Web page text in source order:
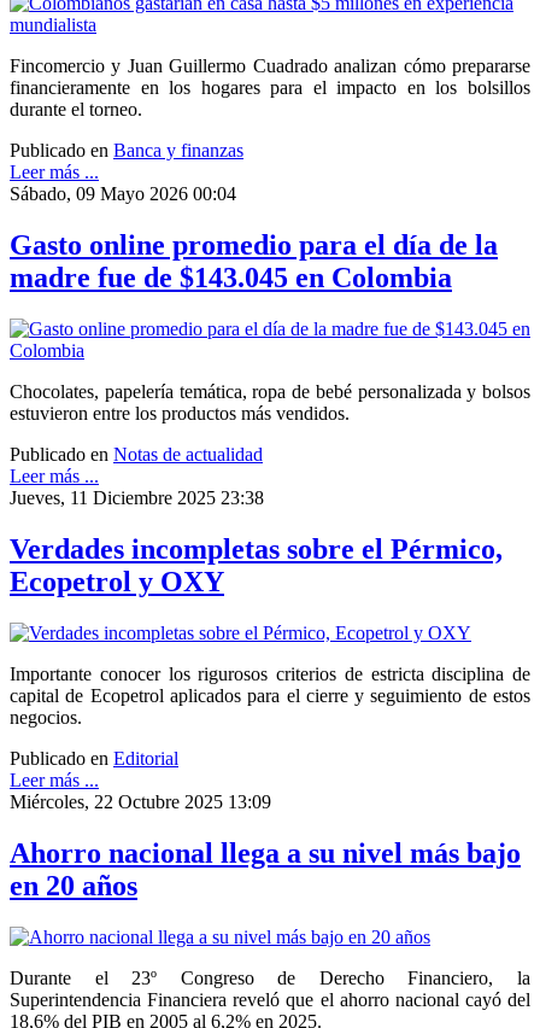
Fincomercio y Juan Guillermo Cuadrado analizan cómo prepararse
financieramente en los hogares para el impacto en los bolsillos
durante el torneo.
Publicado en Banca y finanzas
Leer más ...
Sábado, 09 Mayo 2026 00:04
Gasto online promedio para el día de la
madre fue de $143.045 en Colombia
Chocolates, papelería temática, ropa de bebé personalizada y bolsos
estuvieron entre los productos más vendidos.
Publicado en Notas de actualidad
Leer más ...
Jueves, 11 Diciembre 2025 23:38
Verdades incompletas sobre el Pérmico,
Ecopetrol y OXY
Importante conocer los rigurosos criterios de estricta disciplina de
capital de Ecopetrol aplicados para el cierre y seguimiento de estos
negocios.
Publicado en Editorial
Leer más ...
Miércoles, 22 Octubre 2025 13:09
Ahorro nacional llega a su nivel más bajo
en 20 años
Durante el 23º Congreso de Derecho Financiero, la
Superintendencia Financiera reveló que el ahorro nacional cayó del
18,6% del PIB en 2005 al 6,2% en 2025.